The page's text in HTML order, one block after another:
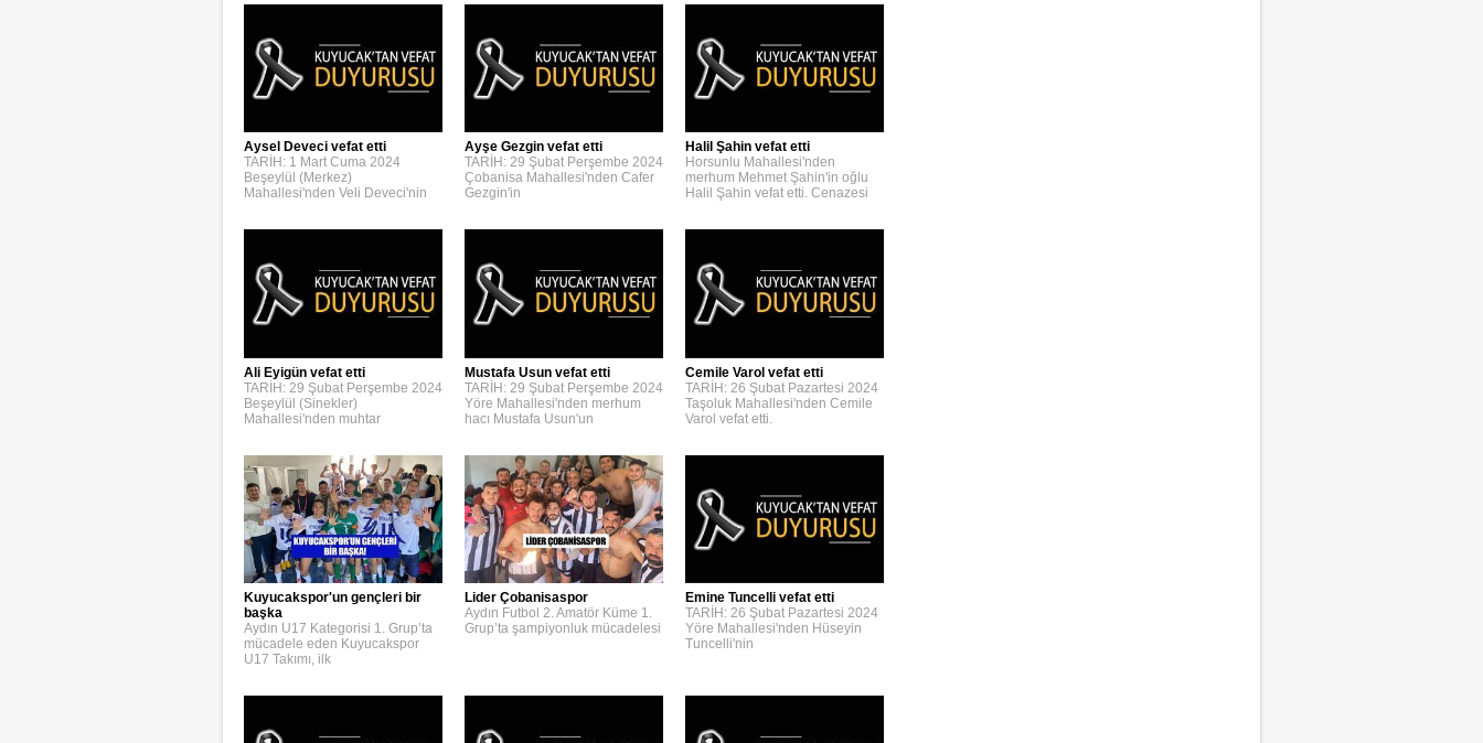
Aysel Deveci vefat etti
TARİH: 1 Mart Cuma 2024
Beşeylül (Merkez)
Mahallesi'nden Veli Deveci'nin
Ayşe Gezgin vefat etti
TARİH: 29 Şubat Perşembe 2024
Çobanisa Mahallesi'nden Cafer
Gezgin'in
Halil Şahin vefat etti
Horsunlu Mahallesi'nden
merhum Mehmet Şahin'in oğlu
Halil Şahin vefat etti. Cenazesi
Ali Eyigün vefat etti
TARİH: 29 Şubat Perşembe 2024
Beşeylül (Sinekler)
Mahallesi'nden muhtar
Mustafa Usun vefat etti
TARİH: 29 Şubat Perşembe 2024
Yöre Mahallesi'nden merhum
hacı Mustafa Usun'un
Cemile Varol vefat etti
TARİH: 26 Şubat Pazartesi 2024
Taşoluk Mahallesi'nden Cemile
Varol vefat etti.
Kuyucakspor'un gençleri bir
başka
Aydın U17 Kategorisi 1. Grup’ta
mücadele eden Kuyucakspor
U17 Takımı, ilk
Lider Çobanisaspor
Aydın Futbol 2. Amatör Küme 1.
Grup’ta şampiyonluk mücadelesi
Emine Tuncelli vefat etti
TARİH: 26 Şubat Pazartesi 2024
Yöre Mahallesi'nden Hüseyin
Tuncelli'nin